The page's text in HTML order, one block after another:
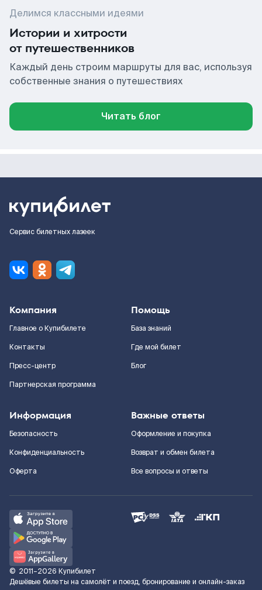
Делимся классными идеями
Истории и хитрости
от путешественников
Каждый день строим маршруты для вас, используя
собственные знания о путешествиях
Читать блог
Сервис билетных лазеек
Компания
Главное о Купибилете
Контакты
Пресс-центр
Партнерская программа
Помощь
База знаний
Где мой билет
Блог
Информация
Безопасность
Конфиденциальность
Оферта
Важные ответы
Оформление и покупка
Возврат и обмен билета
Все вопросы и ответы
© 2011–2026 Купибилет
Дешёвые билеты на самолёт и поезд, бронирование и онлайн-заказ